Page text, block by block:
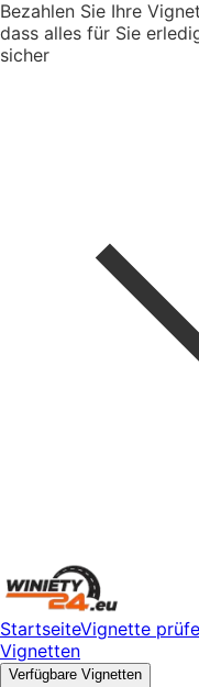
Bezahlen Sie Ihre
dass alles für Sie
sicher
StartseiteVignette
Vignetten
Verfügbare Vignetten